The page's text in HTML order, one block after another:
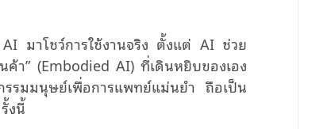
มาโชว์การใช้งานจริง ตั้งแต่ AI ช่วย
า” (Embodied AI) ที่เดินหยิบของเอง
รมมนุษย์เพื่อการแพทย์แม่นยำ ถือเป็น
งนี้